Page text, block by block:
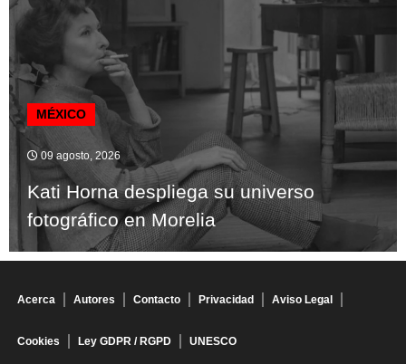
MÉXICO
09 agosto, 2026
Kati Horna despliega su universo
fotográfico en Morelia
Acerca Autores Contacto Privacidad Aviso Legal
Cookies Ley GDPR / RGPD UNESCO